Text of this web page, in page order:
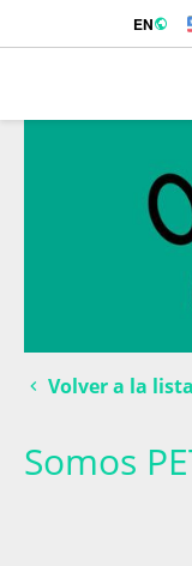
EN
Volver a la lista
Somos